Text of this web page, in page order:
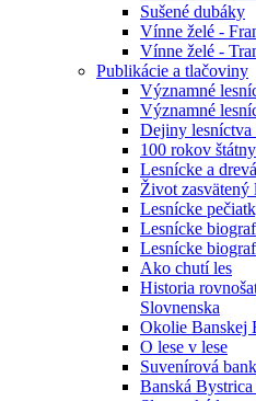
Sušené dubáky
Vínne želé -
Vínne želé -
Publikácie a tlačoviny
Významné
Významné
Dejiny lesníctva
100 rokov
Lesnícke a
Život zasvätený
Lesnícke
Lesnícke
Lesnícke
Ako chutí les
Historia
Slovnenska
Okolie Banskej
O lese v lese
Suvenírová
Banská